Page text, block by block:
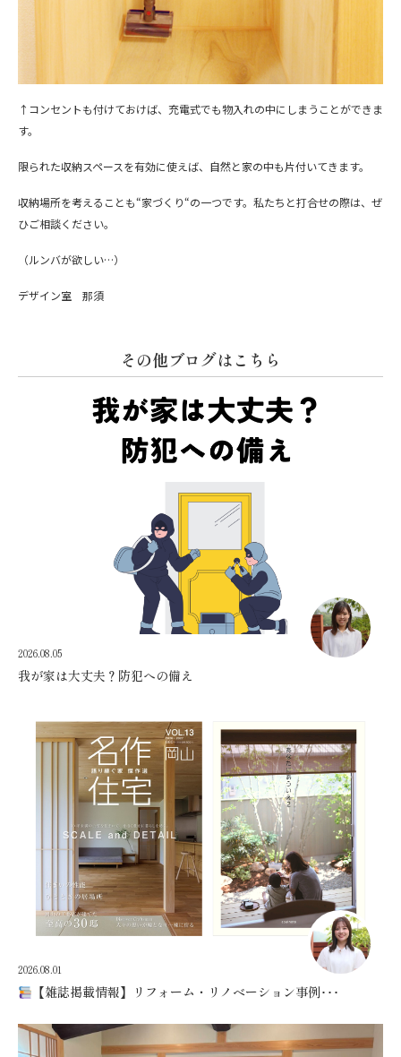
↑コンセントも付けておけば、充電式でも物入れの中にしまうことができま
す。
限られた収納スペースを有効に使えば、自然と家の中も片付いてきます。
収納場所を考えることも“家づくり“の一つです。私たちと打合せの際は、ぜ
ひご相談ください。
（ルンバが欲しい…）
デザイン室 那須
その他ブログはこちら
2026.08.05
我が家は大丈夫？防犯への備え
2026.08.01
【雑誌掲載情報】リフォーム・リノベーション事例･･･